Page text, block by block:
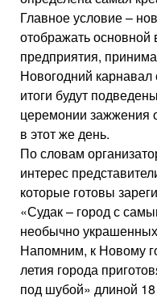
Главное условие –
отображать основной
предприятия,
Новогодний карнавал
итоги будут
церемонии зажжения
в этот же день.
По словам
интерес
которые готовы
«Судак – город с
необычно
Напомним, к Новому
летия города
под шубой» длиной